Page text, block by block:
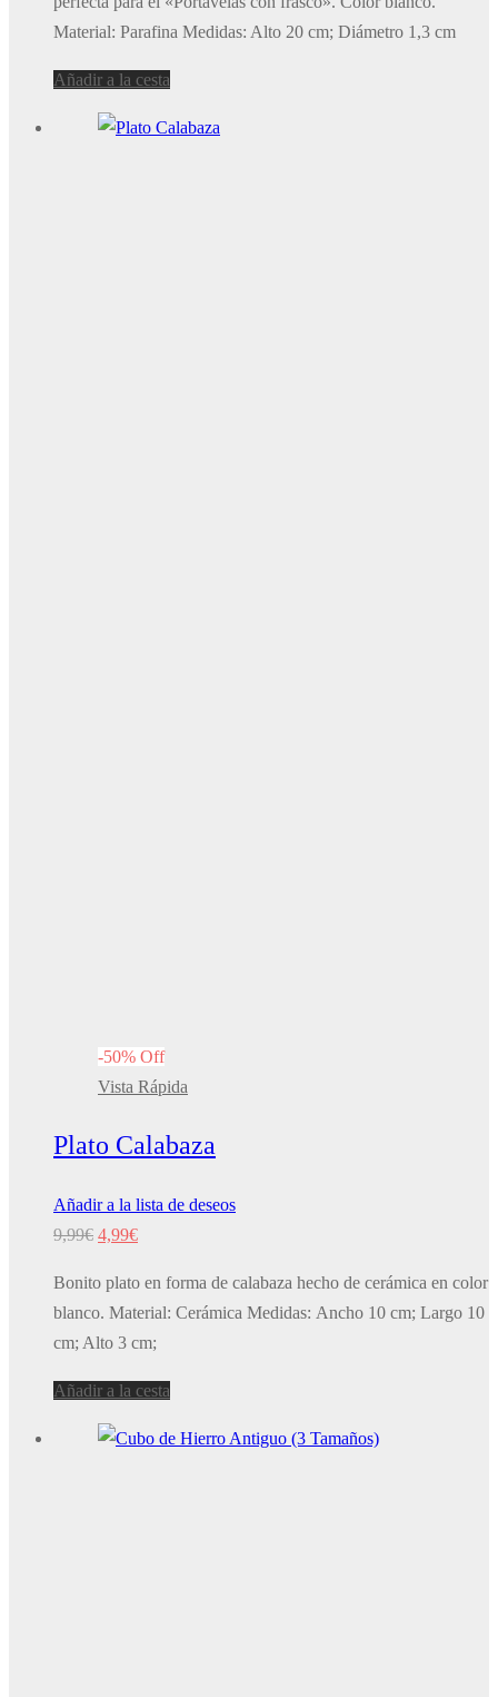
Material: Parafina Medidas: Alto 20 cm; Diámetro 1,3 cm
Añadir a la cesta
-50% Off
Vista Rápida
Plato Calabaza
Añadir a la lista de deseos
9,99€ El
original
era:
9,99€.
4,99€El
actual
es:
4,99€.
Bonito plato en forma de calabaza hecho de cerámica en color
blanco. Material: Cerámica Medidas: Ancho 10 cm; Largo 10
cm; Alto 3 cm;
Añadir a la cesta